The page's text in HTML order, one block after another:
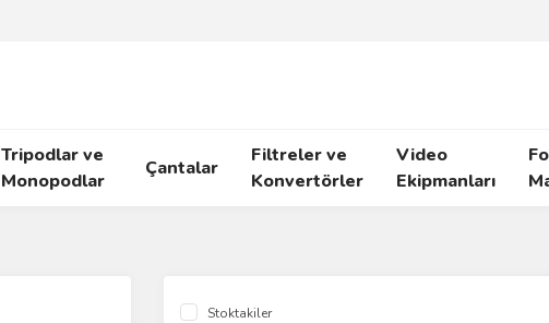
Tripodlar ve
Monopodlar
Çantalar
Filtreler ve
Konvertörler
Video
Ekipmanları
Stoktakiler